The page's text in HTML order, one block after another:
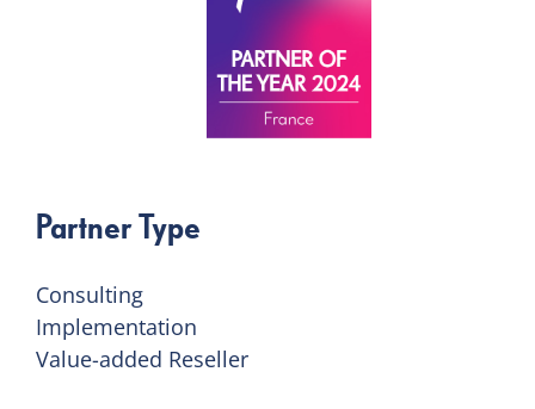
Partner Type
Consulting
Implementation
Value-added Reseller